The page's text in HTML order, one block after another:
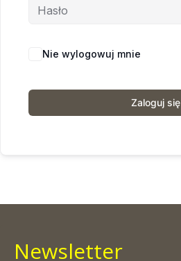
Nie wylogowuj mnie
Zaloguj się
Newsletter